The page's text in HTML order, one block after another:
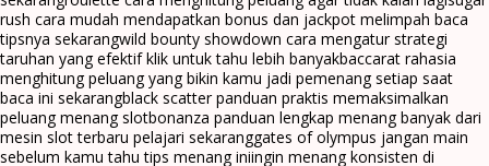
rush cara mudah mendapatkan bonus dan jackpot melimpah baca
tipsnya sekarangwild bounty showdown cara mengatur strategi
taruhan yang efektif klik untuk tahu lebih banyakbaccarat rahasia
menghitung peluang yang bikin kamu jadi pemenang setiap saat
baca ini sekarangblack scatter panduan praktis memaksimalkan
peluang menang slotbonanza panduan lengkap menang banyak dari
mesin slot terbaru pelajari sekaranggates of olympus jangan main
sebelum kamu tahu tips menang iniingin menang konsisten di